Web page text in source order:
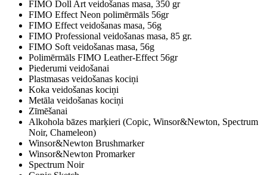
FIMO Doll Art veidošanas masa, 350 gr
FIMO Effect Neon polimērmāls 56gr
FIMO Effect veidošanas masa, 56g
FIMO Professional veidošanas masa, 85 gr.
FIMO Soft veidošanas masa, 56g
Polimērmāls FIMO Leather-Effect 56gr
Piederumi veidošanai
Plastmasas veidošanas kociņi
Koka veidošanas kociņi
Metāla veidošanas kociņi
Zīmēšanai
Alkohola bāzes marķieri (Copic, Winsor&Newton, Spectrum
Noir, Chameleon)
Winsor&Newton Brushmarker
Winsor&Newton Promarker
Spectrum Noir